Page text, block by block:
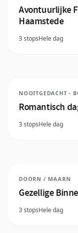
Avontuurlijke
Haamstede
3 stopsHele dag
NOOITGEDACHT -
Romantisch
3 stopsHele dag
DOORN / MAARN
Gezellige
3 stopsHele dag